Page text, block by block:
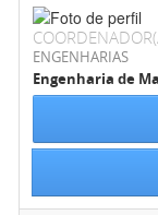
ENGENHARIAS
Engenharia de